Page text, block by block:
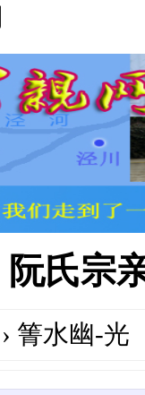
阮氏宗
箐水幽-光